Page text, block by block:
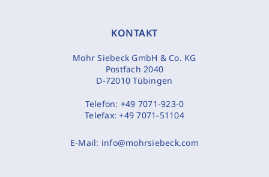
KONTAKT
Mohr Siebeck GmbH & Co. KG
Postfach 2040
D-72010 Tübingen
Telefon: +49 7071-923-0
Telefax:+49 7071-51104
E-Mail: info@mohrsiebeck.com